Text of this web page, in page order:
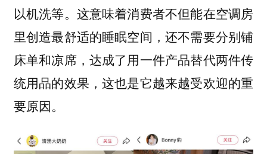
以机洗等。这意味着消费者不但能在空调房
里创造最舒适的睡眠空间，还不需要分别铺
床单和凉席，达成了用一件产品替代两件传
统用品的效果，这也是它越来越受欢迎的重
要原因。